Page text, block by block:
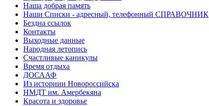
Наша добрая память
Наши Списки - адресный, телефонный СПРАВОЧНИК
Бездна ссылок
Контакты
Выходные данные
Народная летопись
Счастливые каникулы
Время отдыха
ДОСААФ
Из историии Новороссийска
НМДТ им. Амербекяна
Красота и здоровье